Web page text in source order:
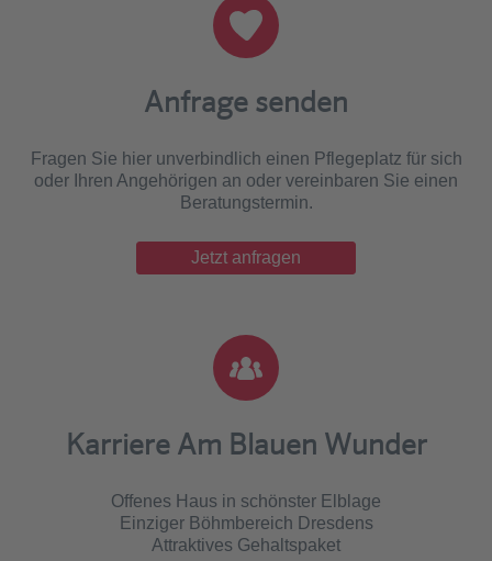
Anfrage senden
Fragen Sie hier unverbindlich einen Pflegeplatz für sich
oder Ihren Angehörigen an oder vereinbaren Sie einen
Beratungstermin.
Jetzt anfragen
Karriere Am Blauen Wunder
Offenes Haus in schönster Elblage
Einziger Böhmbereich Dresdens
Attraktives Gehaltspaket